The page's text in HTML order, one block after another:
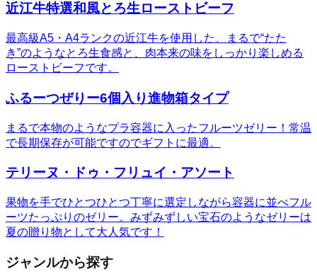
近江牛特選和風とろ生ローストビーフ
最高級A5・A4ランクの近江牛を使用した、まるで“たた
き”のようなとろ生食感と、肉本来の味をしっかり楽しめる
ローストビーフです。
ふるーつぜりー6個入り進物箱タイプ
まるで本物のようなプラ容器に入ったフルーツゼリー！常温
で長期保存が可能ですのでギフトに最適。
テリーヌ・ドゥ・フリュイ・アソート
果物を手でひとつひとつ丁寧に選定しながら容器に並べフル
ーツたっぷりのゼリー。みずみずしい宝石のようなゼリーは
夏の贈り物として大人気です！
ジャンルから探す